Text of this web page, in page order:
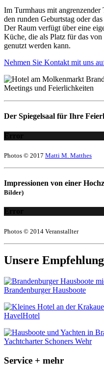
Im Turmhaus mit angrenzender
den runden Geburtstag oder
Der Raum verfügt über eine
Küche, die als Platz für das
genutzt werden kann.
Nehmen Sie Kontakt mit uns
Der Spiegelsaal für Ihre
Error
Photos © 2017 Matti M. Matthes
Impressionen von einer
Bilder)
Error
Photos © 2014 Veranstallter
Unsere
Brandenburger Hausboote
HavelHotel
Yachtcharter Schoners Wehr
Service + mehr